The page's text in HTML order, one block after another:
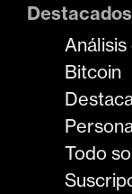
Bitcoin
Todo